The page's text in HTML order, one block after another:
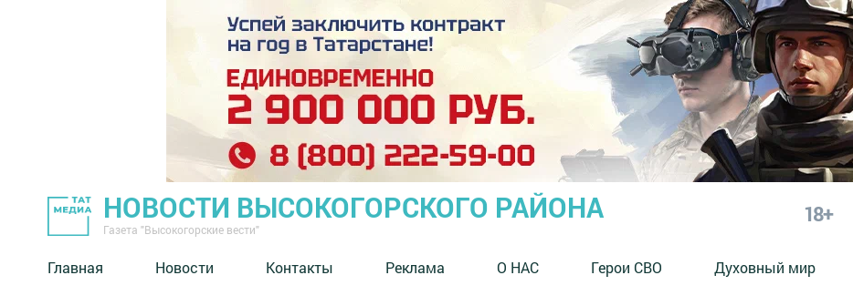
НОВОСТИ ВЫСОКОГОРСКОГО РАЙОНА
Газета "Высокогорские вести"
18+
Главная Новости Контакты Реклама О НАС Герои СВО Духовный мир